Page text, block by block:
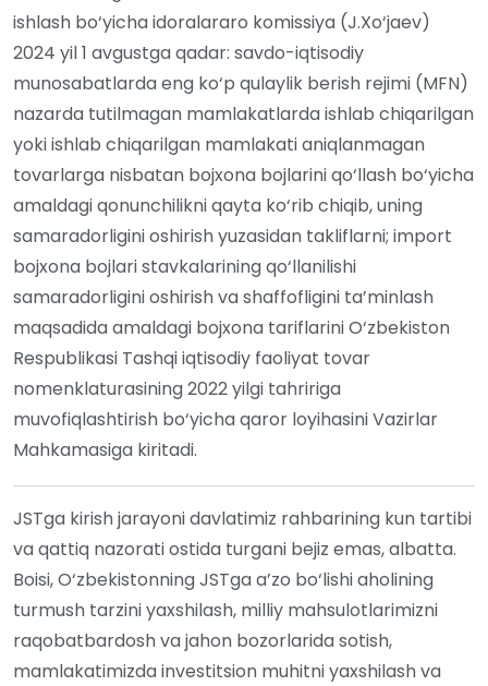
ishlash bo‘yicha idoralararo komissiya (J.Xo‘jaev)
2024 yil 1 avgustga qadar: savdo-iqtisodiy
munosabatlarda eng ko‘p qulaylik berish rejimi (MFN)
nazarda tutilmagan mamlakatlarda ishlab chiqarilgan
yoki ishlab chiqarilgan mamlakati aniqlanmagan
tovarlarga nisbatan bojxona bojlarini qo‘llash bo‘yicha
amaldagi qonunchilikni qayta ko‘rib chiqib, uning
samaradorligini oshirish yuzasidan takliflarni; import
bojxona bojlari stavkalarining qo‘llanilishi
samaradorligini oshirish va shaffofligini ta’minlash
maqsadida amaldagi bojxona tariflarini O‘zbekiston
Respublikasi Tashqi iqtisodiy faoliyat tovar
nomenklaturasining 2022 yilgi tahririga
muvofiqlashtirish bo‘yicha qaror loyihasini Vazirlar
Mahkamasiga kiritadi.
JSTga kirish jarayoni davlatimiz rahbarining kun tartibi
va qattiq nazorati ostida turgani bejiz emas, albatta.
Boisi, O‘zbekistonning JSTga a’zo bo‘lishi aholining
turmush tarzini yaxshilash, milliy mahsulotlarimizni
raqobatbardosh va jahon bozorlarida sotish,
mamlakatimizda investitsion muhitni yaxshilash va